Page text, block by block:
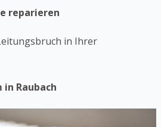
reparieren
in Ihrer
Raubach